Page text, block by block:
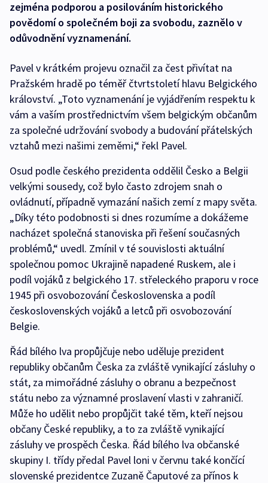
zejména podporou a posilováním historického
povědomí o společném boji za svobodu, zaznělo v
odůvodnění vyznamenání.
Pavel v krátkém projevu označil za čest přivítat na
Pražském hradě po téměř čtvrtstoletí hlavu Belgického
království. „Toto vyznamenání je vyjádřením respektu k
vám a vaším prostřednictvím všem belgickým občanům
za společné udržování svobody a budování přátelských
vztahů mezi našimi zeměmi,“ řekl Pavel.
Osud podle českého prezidenta oddělil Česko a Belgii
velkými sousedy, což bylo často zdrojem snah o
ovládnutí, případně vymazání našich zemí z mapy světa.
„Díky této podobnosti si dnes rozumíme a dokážeme
nacházet společná stanoviska při řešení současných
problémů,“ uvedl. Zmínil v té souvislosti aktuální
společnou pomoc Ukrajině napadené Ruskem, ale i
podíl vojáků z belgického 17. střeleckého praporu v roce
1945 při osvobozování Československa a podíl
československých vojáků a letců při osvobozování
Belgie.
Řád bílého lva propůjčuje nebo uděluje prezident
republiky občanům Česka za zvláště vynikající zásluhy o
stát, za mimořádné zásluhy o obranu a bezpečnost
státu nebo za významné proslavení vlasti v zahraničí.
Může ho udělit nebo propůjčit také těm, kteří nejsou
občany České republiky, a to za zvláště vynikající
zásluhy ve prospěch Česka. Řád bílého lva občanské
skupiny I. třídy předal Pavel loni v červnu také končící
slovenské prezidentce Zuzaně Čaputové za přínos k